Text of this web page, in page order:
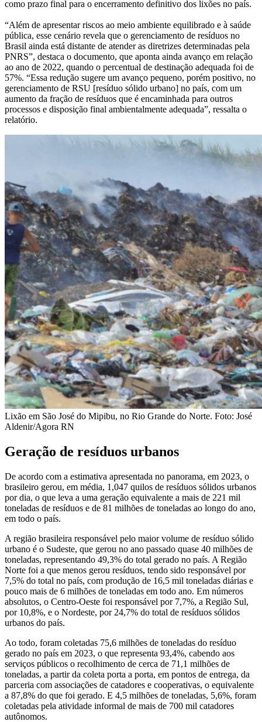
como prazo final para o encerramento definitivo dos lixões no país.
“Além de apresentar riscos ao meio ambiente equilibrado e à saúde
pública, esse cenário revela que o gerenciamento de resíduos no
Brasil ainda está distante de atender as diretrizes determinadas pela
PNRS”, destaca o documento, que aponta ainda avanço em relação
ao ano de 2022, quando o percentual de destinação adequada foi de
57%. “Essa redução sugere um avanço pequeno, porém positivo, no
gerenciamento de RSU [resíduo sólido urbano] no país, com um
aumento da fração de resíduos que é encaminhada para outros
processos e disposição final ambientalmente adequada”, ressalta o
relatório.
Lixão em São José do Mipibu, no Rio Grande do Norte. Foto: José
Aldenir/Agora RN
Geração de resíduos urbanos
De acordo com a estimativa apresentada no panorama, em 2023, o
brasileiro gerou, em média, 1,047 quilos de resíduos sólidos urbanos
por dia, o que leva a uma geração equivalente a mais de 221 mil
toneladas de resíduos e de 81 milhões de toneladas ao longo do ano,
em todo o país.
A região brasileira responsável pelo maior volume de resíduo sólido
urbano é o Sudeste, que gerou no ano passado quase 40 milhões de
toneladas, representando 49,3% do total gerado no país. A Região
Norte foi a que menos gerou resíduos, tendo sido responsável por
7,5% do total no país, com produção de 16,5 mil toneladas diárias e
pouco mais de 6 milhões de toneladas em todo ano. Em números
absolutos, o Centro-Oeste foi responsável por 7,7%, a Região Sul,
por 10,8%, e o Nordeste, por 24,7% do total de resíduos sólidos
urbanos do país.
Ao todo, foram coletadas 75,6 milhões de toneladas do resíduo
gerado no país em 2023, o que representa 93,4%, cabendo aos
serviços públicos o recolhimento de cerca de 71,1 milhões de
toneladas, a partir da coleta porta a porta, em pontos de entrega, da
parceria com associações de catadores e cooperativas, o equivalente
a 87,8% do que foi gerado. E 4,5 milhões de toneladas, 5,6%, foram
coletadas pela atividade informal de mais de 700 mil catadores
autônomos.